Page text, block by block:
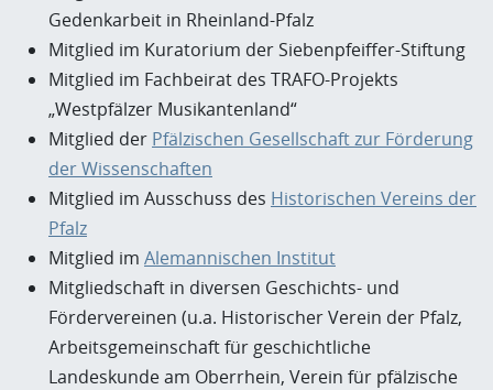
Gedenkarbeit in Rheinland-Pfalz
Mitglied im Kuratorium der Siebenpfeiffer-Stiftung
Mitglied im Fachbeirat des TRAFO-Projekts
„Westpfälzer Musikantenland“
Mitglied der Pfälzischen Gesellschaft zur Förderung
der Wissenschaften
Mitglied im Ausschuss des Historischen Vereins der
Pfalz
Mitglied im Alemannischen Institut
Mitgliedschaft in diversen Geschichts- und
Fördervereinen (u.a. Historischer Verein der Pfalz,
Arbeitsgemeinschaft für geschichtliche
Landeskunde am Oberrhein, Verein für pfälzische